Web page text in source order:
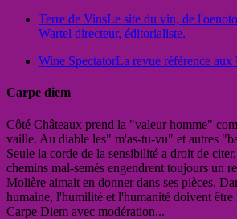
Terre de VinsLe site du vin, de
Wartel directeur, éditorialiste.
Wine SpectatorLa revue référence aux
Carpe diem
Côté Châteaux prend la "valeur homme"
vaille. Au diable les" m'as-tu-vu" et autres
Seule la corde de la sensibilité a droit de
chemins mal-semés engendrent toujours un
Molière aimait en donner dans ses pièces.
humaine, l'humilité et l'humanité doivent être
Carpe Diem avec modération...